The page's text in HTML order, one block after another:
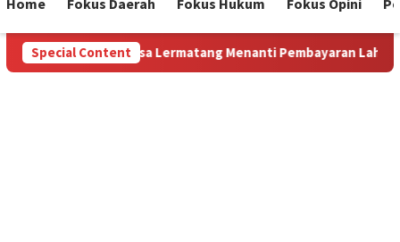
Home Fokus Daerah Fokus Hukum Fokus Opini
Special Content
Lahan: Antara Dugaan Konspirasi dan Bayang-Bayang